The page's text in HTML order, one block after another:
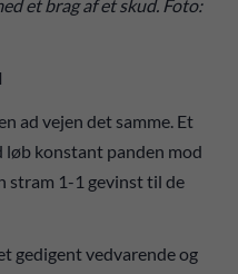
et brag af et skud. Foto:
ad vejen det samme. Et
konstant panden mod
stram 1-1 gevinst til de
gedigent vedvarende og